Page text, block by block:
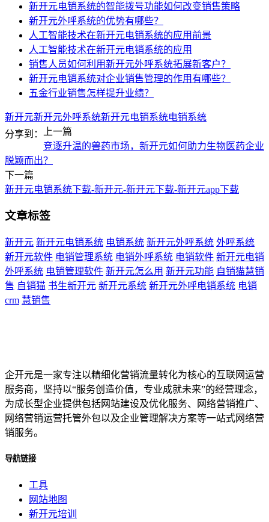
新开元电销系统的智能拨号功能如何改变销售策略
新开元外呼系统的优势有哪些？
人工智能技术在新开元电销系统的应用前景
人工智能技术在新开元电销系统的应用
销售人员如何利用新开元外呼系统拓展新客户？
新开元电销系统对企业销售管理的作用有哪些？
五金行业销售怎样提升业绩？
新开元新开元外呼系统新开元电销系统电销系统
分享到：
上一篇
竞逐升温的兽药市场，新开元如何助力生物医药企业
脱颖而出？
下一篇
新开元电销系统下载-新开元-新开元下载-新开元app下载
文章标签
新开元 新开元电销系统 电销系统 新开元外呼系统 外呼系统
新开元软件 电销管理系统 电销外呼系统 电销软件 新开元电销
外呼系统 电销管理软件 新开元怎么用 新开元功能 自销猫慧销
售 自销猫 书生新开元 新开元系统 新开元外呼电销系统 电销
crm 慧销售
企开元是一家专注以精细化营销流量转化为核心的互联网运营
服务商，坚持以“服务创造价值，专业成就未来”的经营理念，
为成长型企业提供包括网站建设及优化服务、网络营销推广、
网络营销运营托管外包以及企业管理解决方案等一站式网络营
销服务。
导航链接
工具
网站地图
新开元培训